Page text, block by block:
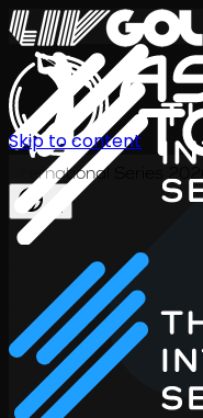
International Series 2026
Skip to content